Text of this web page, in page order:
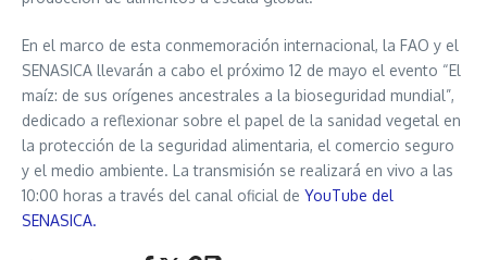
En el marco de esta conmemoración internacional, la FAO y el
SENASICA llevarán a cabo el próximo 12 de mayo el evento “El
maíz: de sus orígenes ancestrales a la bioseguridad mundial”,
dedicado a reflexionar sobre el papel de la sanidad vegetal en
la protección de la seguridad alimentaria, el comercio seguro
y el medio ambiente. La transmisión se realizará en vivo a las
10:00 horas a través del canal oficial de YouTube del
SENASICA.